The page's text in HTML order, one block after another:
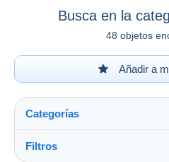
Busca en la
48 objetos
Añadir a
Categorías
Filtros